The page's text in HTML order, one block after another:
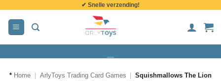
inhoud
✔ Snelle verzending!
* Home ArlyToys Trading Card Games
Squishmallows The Lion